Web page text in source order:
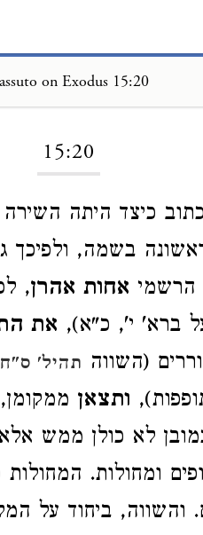
on Exodus 15:20
15:20
כיצד היתה השירה
בשמה, ולפיכך
הרשמי אחות אהרן,
על ברא' י', כ"א), את
(השווה תהיל'
ותצאן
לא כולן ממש
ומחולות.
והשווה, ביחוד על